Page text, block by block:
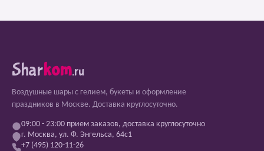
Sharkom.ru
Воздушные шары с гелием, букеты и оформление
праздников в Москве. Доставка круглосуточно.
09:00 - 23:00 прием заказов, доставка круглосуточно
г. Москва, ул. Ф. Энгельса, 64с1
+7 (495) 120-11-26